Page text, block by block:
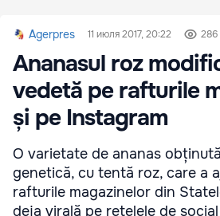
Agerpres 11 июля 2017, 20:22 286
Ananasul roz
vedetă pe rafturile
și pe Instagram
O varietate de ananas
genetică, cu tentă roz, care a
rafturile magazinelor din
deja virală pe rețelele de